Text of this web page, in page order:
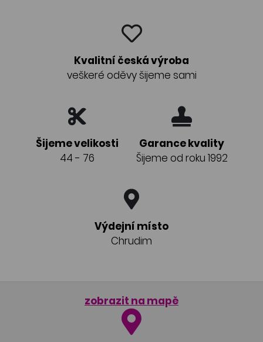
Kvalitní česká výroba
veškeré oděvy šijeme sami
Šijeme velikosti
44 - 76
Garance kvality
Šijeme od roku 1992
Výdejní místo
Chrudim
zobrazit na mapě